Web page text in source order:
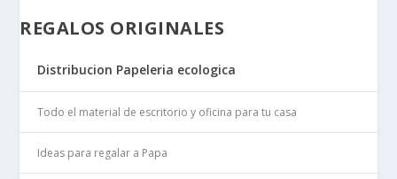
REGALOS ORIGINALES
Distribucion Papeleria ecologica
Todo el material de escritorio y oficina para tu casa
Ideas para regalar a Papa